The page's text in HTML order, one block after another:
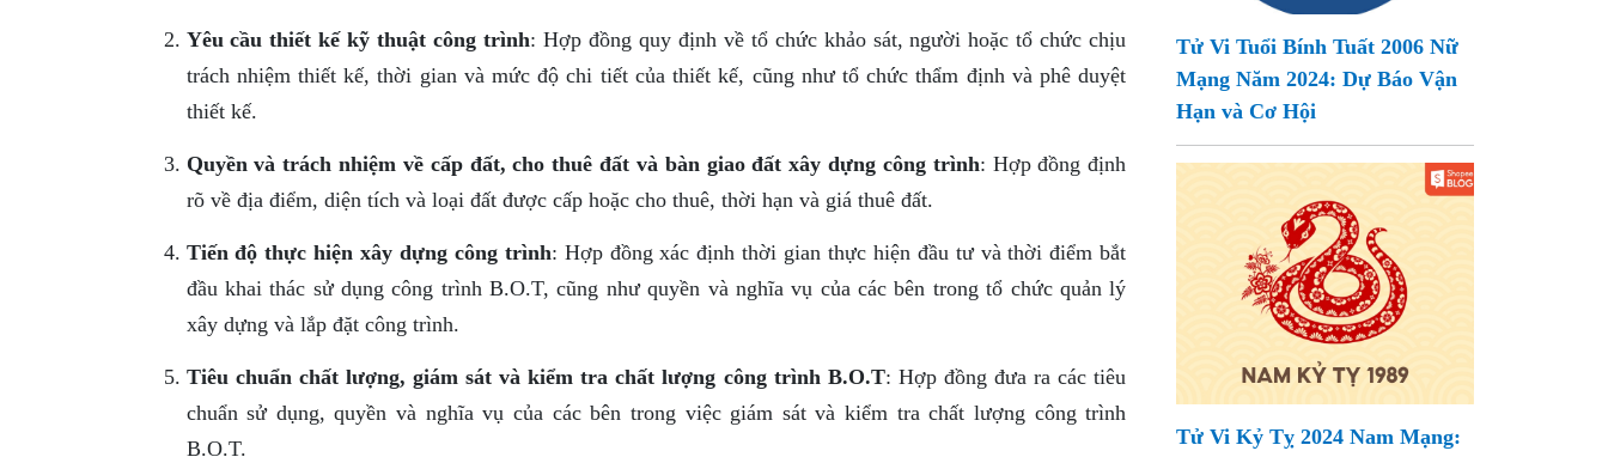
Yêu cầu thiết kế kỹ thuật công trình: Hợp đồng quy định về tổ chức khảo sát, người hoặc tổ chức chịu
trách nhiệm thiết kế, thời gian và mức độ chi tiết của thiết kế, cũng như tổ chức thẩm định và phê duyệt
thiết kế.
Quyền và trách nhiệm về cấp đất, cho thuê đất và bàn giao đất xây dựng công trình: Hợp đồng định
rõ về địa điểm, diện tích và loại đất được cấp hoặc cho thuê, thời hạn và giá thuê đất.
Tiến độ thực hiện xây dựng công trình: Hợp đồng xác định thời gian thực hiện đầu tư và thời điểm bắt
đầu khai thác sử dụng công trình B.O.T, cũng như quyền và nghĩa vụ của các bên trong tổ chức quản lý
xây dựng và lắp đặt công trình.
Tiêu chuẩn chất lượng, giám sát và kiểm tra chất lượng công trình B.O.T: Hợp đồng đưa ra các tiêu
chuẩn sử dụng, quyền và nghĩa vụ của các bên trong việc giám sát và kiểm tra chất lượng công trình
B.O.T.
Tử Vi Tuổi Bính Tuất 2006 Nữ
Mạng Năm 2024: Dự Báo Vận
Hạn và Cơ Hội
Tử Vi Kỷ Tỵ 2024 Nam Mạng: